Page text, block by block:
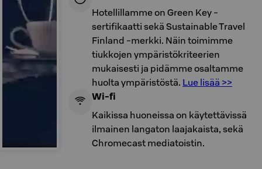
Hotellillamme on Green Key -
sertifikaatti sekä Sustainable Travel
Finland -merkki. Näin toimimme
tiukkojen ympäristökriteerien
mukaisesti ja pidämme osaltamme
huolta ympäristöstä. Lue lisää >>
Wi-fi
Kaikissa huoneissa on käytettävissä
ilmainen langaton laajakaista, sekä
Chromecast mediatoistin.